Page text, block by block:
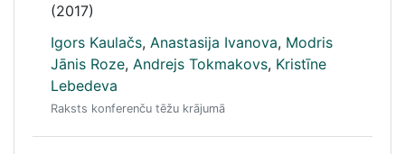
(2017)
Igors Kaulačs, Anastasija Ivanova, Modris
Jānis Roze, Andrejs Tokmakovs, Kristīne
Lebedeva
Raksts konferenču tēžu krājumā